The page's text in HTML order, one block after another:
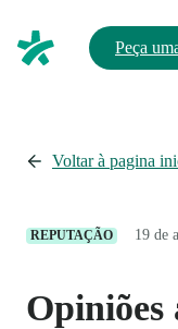
Peça
Voltar à pagina
REPUTAÇÃO 19 de
Opiniões